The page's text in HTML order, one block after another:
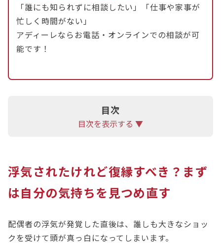
「誰にも知られずに相談したい」「仕事や家事が
忙しく時間がない」
アディーレならお電話・オンラインでの相談が可
能です！
目次
目次を表示する ▼
浮気されたけれど復縁すべき？まず
は自分の気持ちを見つめ直す
配偶者の浮気が発覚した直後は、誰しも大きなショッ
クを受けて頭が真っ白になってしまいます。